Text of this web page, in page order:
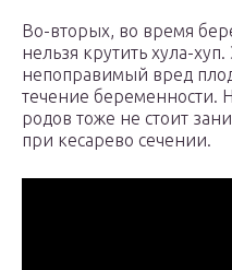
Во-вторых, во время
нельзя крутить хула-
непоправимый вред
течение беременности.
родов тоже не стоит
при кесарево сечении.